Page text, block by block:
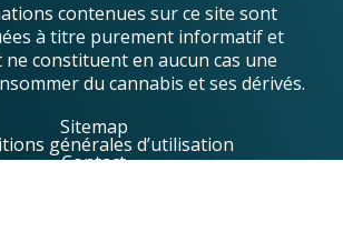
contenues sur ce site sont
à titre purement informatif et
ne constituent en aucun cas une
du cannabis et ses dérivés.
Sitemap
générales d’utilisation
Contact